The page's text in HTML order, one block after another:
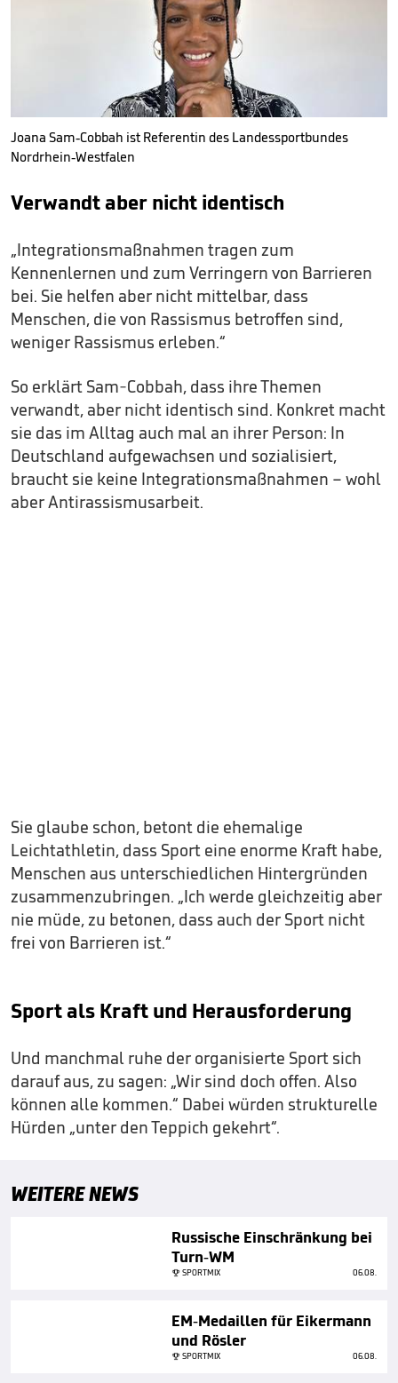
Joana Sam-Cobbah ist Referentin des Landessportbundes
Nordrhein-Westfalen
Verwandt aber nicht identisch
„Integrationsmaßnahmen tragen zum
Kennenlernen und zum Verringern von Barrieren
bei. Sie helfen aber nicht mittelbar, dass
Menschen, die von Rassismus betroffen sind,
weniger Rassismus erleben.“
So erklärt Sam-Cobbah, dass ihre Themen
verwandt, aber nicht identisch sind. Konkret macht
sie das im Alltag auch mal an ihrer Person: In
Deutschland aufgewachsen und sozialisiert,
braucht sie keine Integrationsmaßnahmen – wohl
aber Antirassismusarbeit.
Sie glaube schon, betont die ehemalige
Leichtathletin, dass Sport eine enorme Kraft habe,
Menschen aus unterschiedlichen Hintergründen
zusammenzubringen. „Ich werde gleichzeitig aber
nie müde, zu betonen, dass auch der Sport nicht
frei von Barrieren ist.“
Sport als Kraft und Herausforderung
Und manchmal ruhe der organisierte Sport sich
darauf aus, zu sagen: „Wir sind doch offen. Also
können alle kommen.“ Dabei würden strukturelle
Hürden „unter den Teppich gekehrt“.
WEITERE NEWS
Russische Einschränkung bei
Turn-WM
SPORTMIX 06.08.
EM-Medaillen für Eikermann
und Rösler
SPORTMIX 06.08.